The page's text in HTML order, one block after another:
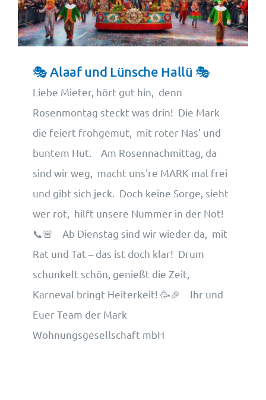
Wohnungsangebote
Kontakt
🎭 Alaaf und Lünsche Hallü 🎭
Liebe Mieter, hört gut hin, denn
Rosenmontag steckt was drin! Die Mark
die feiert frohgemut, mit roter Nas' und
buntem Hut. Am Rosennachmittag, da
sind wir weg, macht uns're MARK mal frei
und gibt sich jeck. Doch keine Sorge, sieht
wer rot, hilft unsere Nummer in der Not!
📞🚨 Ab Dienstag sind wir wieder da, mit
Rat und Tat – das ist doch klar! Drum
schunkelt schön, genießt die Zeit,
Karneval bringt Heiterkeit! 🥳🎉 Ihr und
Euer Team der Mark
Wohnungsgesellschaft mbH